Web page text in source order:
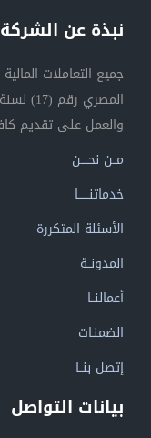
نبذة عن الشركة
جميع التعاملات
والعمل على تقديم
مــن نحــــن
خدماتنــــــا
الأسئلة المتكررة
المدونــة
أعمالنــا
الضمنـات
إتصل بنــا
بيانات التواصل